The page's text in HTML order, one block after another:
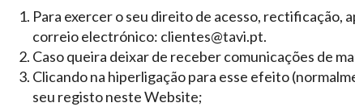
Para exercer o seu direito de acesso, rectificação,
correio electrónico: clientes@tavi.pt.
Caso queira deixar de receber comunicações de
Clicando na hiperligação para esse efeito
seu registo neste Website;